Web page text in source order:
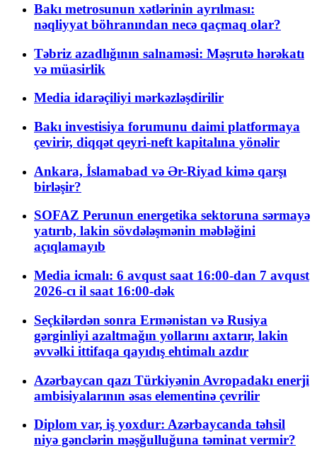
Bakı metrosunun xətlərinin ayrılması:
nəqliyyat böhranından necə qaçmaq olar?
Təbriz azadlığının salnaməsi: Məşrutə hərəkatı
və müasirlik
Media idarəçiliyi mərkəzləşdirilir
Bakı investisiya forumunu daimi platformaya
çevirir, diqqət qeyri-neft kapitalına yönəlir
Ankara, İslamabad və Ər-Riyad kimə qarşı
birləşir?
SOFAZ Perunun energetika sektoruna sərmayə
yatırıb, lakin sövdələşmənin məbləğini
açıqlamayıb
Media icmalı: 6 avqust saat 16:00-dan 7 avqust
2026-cı il saat 16:00-dək
Seçkilərdən sonra Ermənistan və Rusiya
gərginliyi azaltmağın yollarını axtarır, lakin
əvvəlki ittifaqa qayıdış ehtimalı azdır
Azərbaycan qazı Türkiyənin Avropadakı enerji
ambisiyalarının əsas elementinə çevrilir
Diplom var, iş yoxdur: Azərbaycanda təhsil
niyə gənclərin məşğulluğuna təminat vermir?